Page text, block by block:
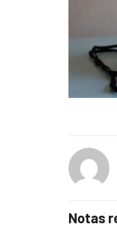
Notas